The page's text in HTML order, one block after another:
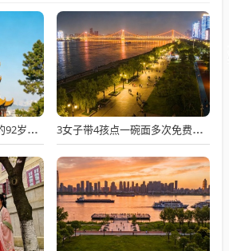
12岁重孙女托住险跌倒的92岁太爷爷 3女子带4孩点一碗面多次免费续面